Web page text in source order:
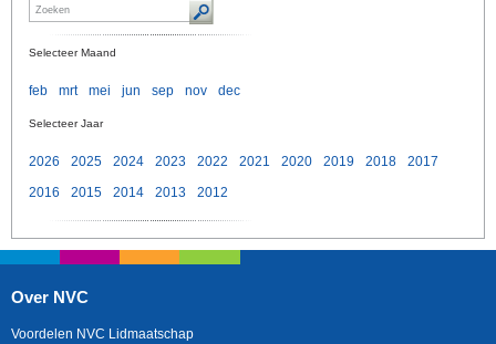
Selecteer Maand
feb mrt mei jun sep nov dec
Selecteer Jaar
2026 2025 2024 2023 2022 2021 2020 2019 2018
2017
2016
2015 2014 2013 2012
Over NVC
Voordelen NVC Lidmaatschap